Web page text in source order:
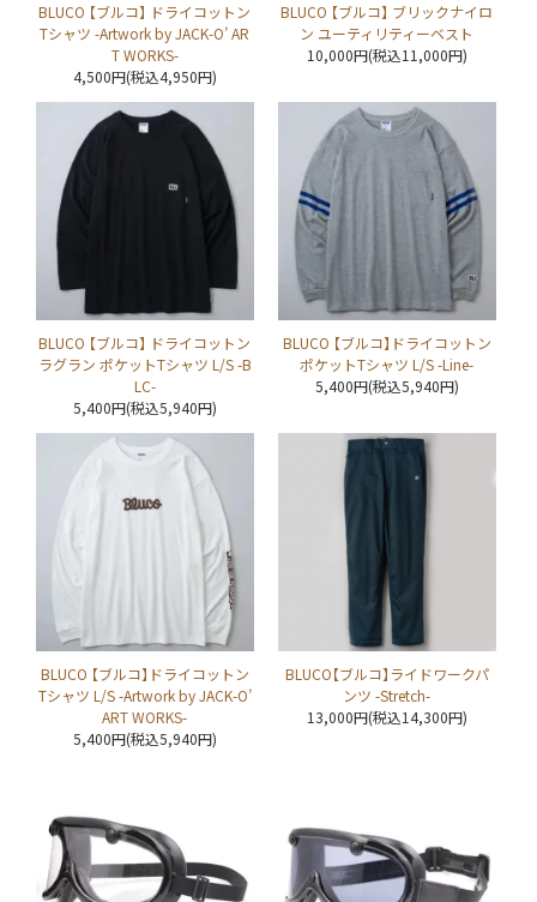
BLUCO 【ブルコ】 ドライコットン
Tシャツ -Artwork by JACK-O’ AR
T WORKS-
4,500円(税込4,950円)
BLUCO 【ブルコ】 ブリックナイロ
ン ユーティリティーベスト
10,000円(税込11,000円)
BLUCO 【ブルコ】 ドライコットン
ラグラン ポケットTシャツ L/S -B
LC-
5,400円(税込5,940円)
BLUCO 【ブルコ】ドライコットン
ポケットTシャツ L/S -Line-
5,400円(税込5,940円)
BLUCO 【ブルコ】ドライコットン
Tシャツ L/S -Artwork by JACK-O’
ART WORKS-
5,400円(税込5,940円)
BLUCO【ブルコ】ライドワークパ
ンツ -Stretch-
13,000円(税込14,300円)